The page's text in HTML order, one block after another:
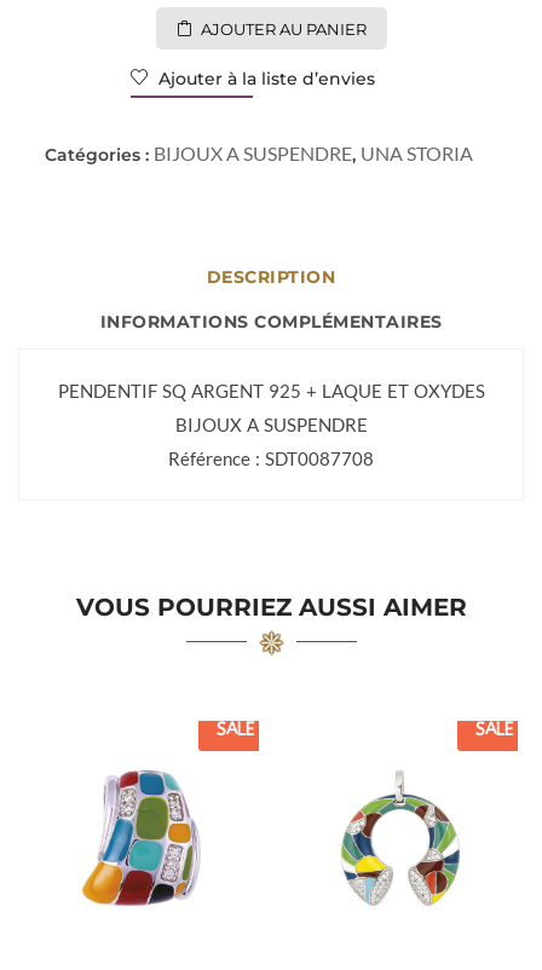
AJOUTER AU PANIER
Ajouter à la liste d’envies
Catégories : BIJOUX A SUSPENDRE, UNA STORIA
DESCRIPTION
INFORMATIONS COMPLÉMENTAIRES
PENDENTIF SQ ARGENT 925 + LAQUE ET OXYDES
BIJOUX A SUSPENDRE
Référence : SDT0087708
VOUS POURRIEZ AUSSI AIMER
SALE SALE